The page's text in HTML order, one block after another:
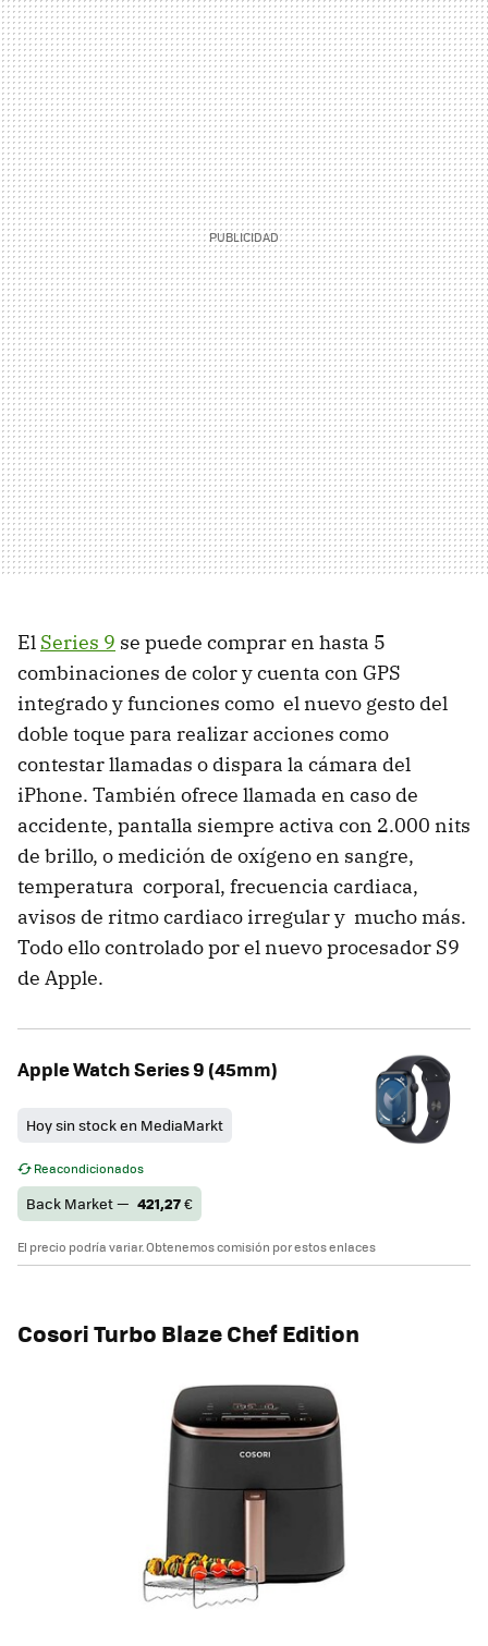
El Series 9 se puede comprar en hasta 5
combinaciones de color y cuenta con GPS
integrado y funciones como el nuevo gesto del
doble toque para realizar acciones como
contestar llamadas o dispara la cámara del
iPhone. También ofrece llamada en caso de
accidente, pantalla siempre activa con 2.000 nits
de brillo, o medición de oxígeno en sangre,
temperatura corporal, frecuencia cardiaca,
avisos de ritmo cardiaco irregular y mucho más.
Todo ello controlado por el nuevo procesador S9
de Apple.
Apple Watch Series 9 (45mm)
Hoy sin stock en MediaMarkt
Reacondicionados
Back Market — 421,27€
El precio podría variar. Obtenemos comisión por estos enlaces
Cosori Turbo Blaze Chef Edition